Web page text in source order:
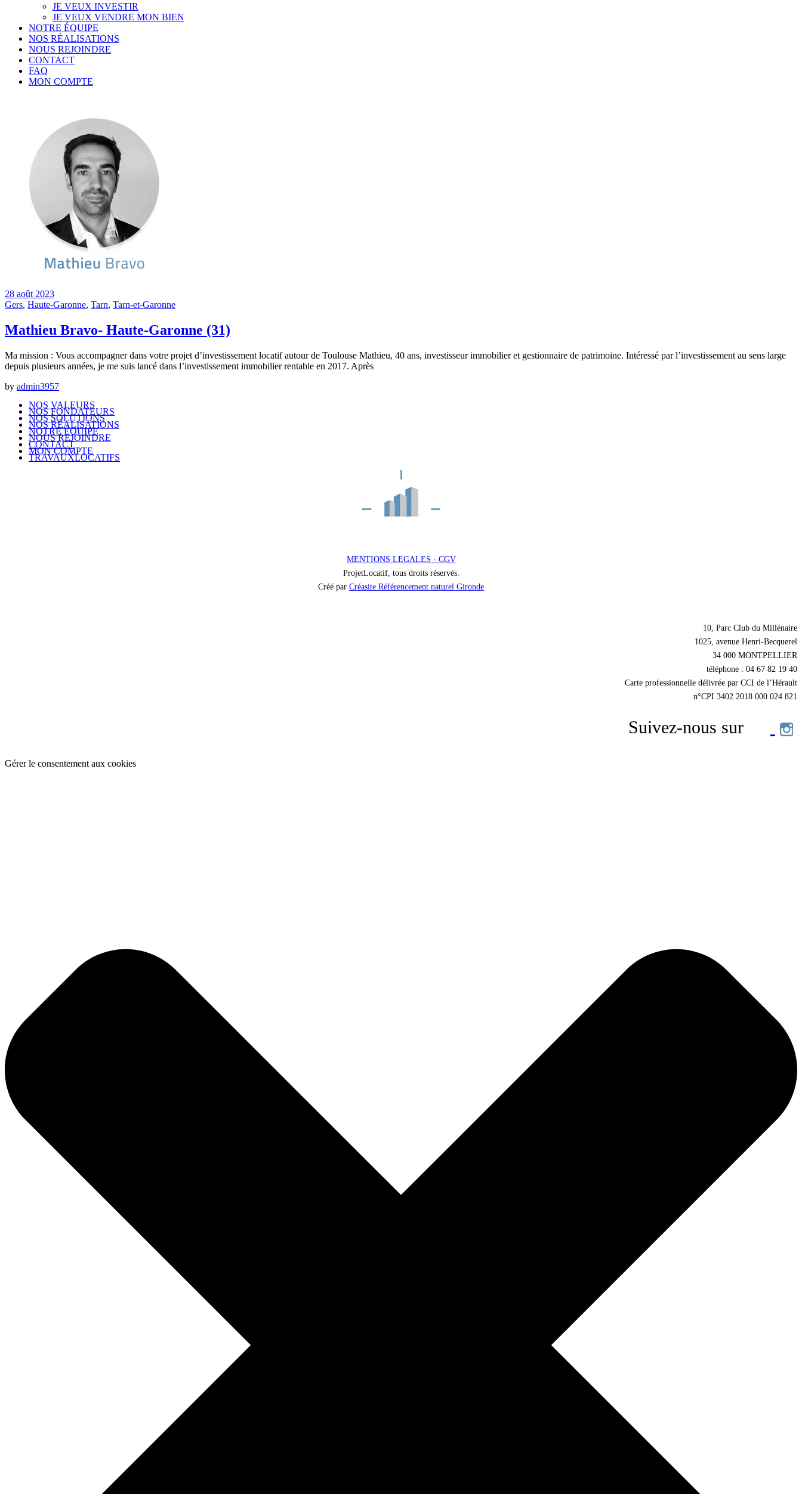
JE VEUX INVESTIR
JE VEUX VENDRE MON BIEN
NOTRE ÉQUIPE
NOS RÉALISATIONS
NOUS REJOINDRE
CONTACT
FAQ
MON COMPTE
28 août 2023
Gers, Haute-Garonne, Tarn, Tarn-et-Garonne
Mathieu Bravo- Haute-Garonne (31)
Ma mission : Vous accompagner dans votre projet d’investissement locatif autour de Toulouse Mathieu, 40 ans, investisseur immobilier et gestionnaire de patrimoine. Intéressé par l’investissement au sens large
depuis plusieurs années, je me suis lancé dans l’investissement immobilier rentable en 2017. Après
by admin3957
NOS VALEURS
NOS FONDATEURS
NOS SOLUTIONS
NOS RÉALISATIONS
NOTRE ÉQUIPE
NOUS REJOINDRE
CONTACT
MON COMPTE
TRAVAUXLOCATIFS
MENTIONS LEGALES - CGV
ProjetLocatif, tous droits réservés.
Créé par Créasite Référencement naturel Gironde
10, Parc Club du Millénaire
1025, avenue Henri-Becquerel
34 000 MONTPELLIER
téléphone : 04 67 82 19 40
Carte professionnelle délivrée par CCI de l’Hérault
n°CPI 3402 2018 000 024 821
Suivez-nous sur
Gérer le consentement aux cookies